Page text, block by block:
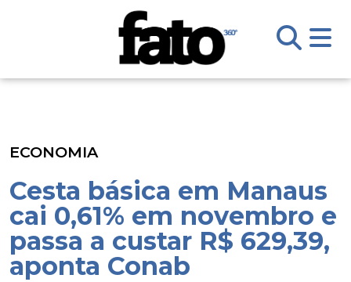
ECONOMIA
Cesta básica em Manaus
cai 0,61% em novembro e
passa a custar R$ 629,39,
aponta Conab